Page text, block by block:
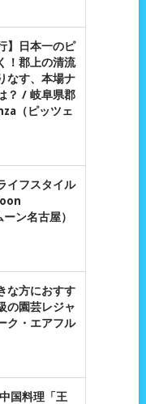
】日本一のピ
！郡上の清流
なす、本場ナ
？ / 岐阜県郡
（ピッツェ
イフスタイル
ン名古屋）
な方におすす
の園芸レジャ
ク・エアフル
国料理「王